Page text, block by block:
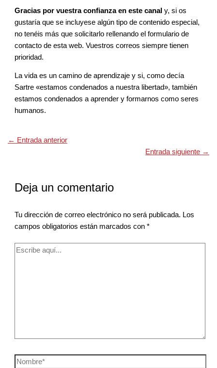
Gracias por vuestra confianza en este canal y, si os
gustaría que se incluyese algún tipo de contenido especial,
no tenéis más que solicitarlo rellenando el formulario de
contacto de esta web. Vuestros correos siempre tienen
prioridad.
La vida es un camino de aprendizaje y si, como decía
Sartre «estamos condenados a nuestra libertad», también
estamos condenados a aprender y formarnos como seres
humanos.
← Entrada anterior
Entrada siguiente →
Deja un comentario
Tu dirección de correo electrónico no será publicada. Los
campos obligatorios están marcados con*